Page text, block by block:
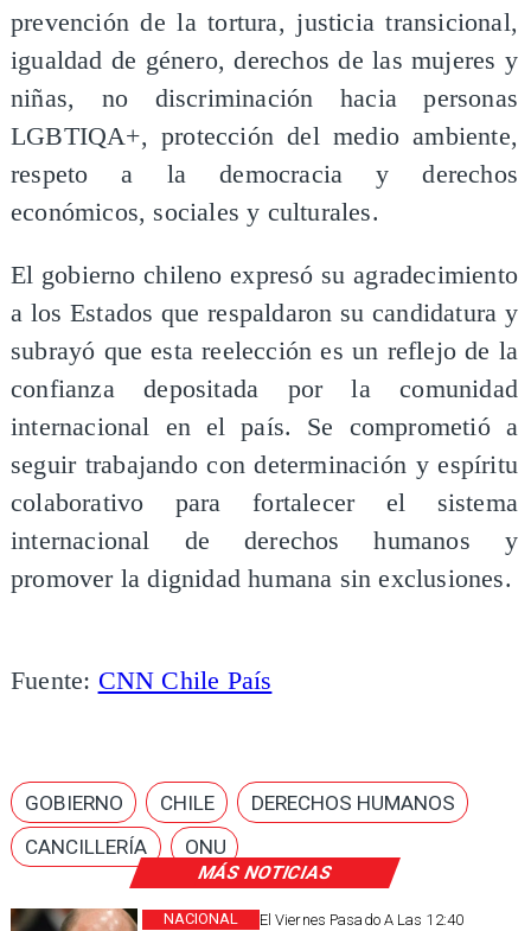
MÁS NOTICIAS
El Viernes Pasado A Las 12:40
NACIONAL
prevención de la tortura, justicia transicional,
igualdad de género, derechos de las mujeres y
niñas, no discriminación hacia personas
LGBTIQA+, protección del medio ambiente,
respeto a la democracia y derechos
económicos, sociales y culturales.
El gobierno chileno expresó su agradecimiento
a los Estados que respaldaron su candidatura y
subrayó que esta reelección es un reflejo de la
confianza depositada por la comunidad
internacional en el país. Se comprometió a
seguir trabajando con determinación y espíritu
colaborativo para fortalecer el sistema
internacional de derechos humanos y
promover la dignidad humana sin exclusiones.
Fuente: CNN Chile País
GOBIERNO CHILE
DERECHOS HUMANOS
CANCILLERÍA
ONU